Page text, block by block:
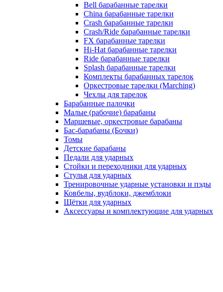
Bell барабанные тарелки
China барабанные тарелки
Crash барабанные тарелки
Crash/Ride барабанные тарелки
FX барабанные тарелки
Hi-Hat барабанные тарелки
Ride барабанные тарелки
Splash барабанные тарелки
Комплекты барабанных тарелок
Оркестровые тарелки (Marching)
Чехлы для тарелок
Барабанные палочки
Малые (рабочие) барабаны
Маршевые, оркестровые барабаны
Бас-барабаны (Бочки)
Томы
Детские барабаны
Педали для ударных
Стойки и переходники для ударных
Стулья для ударных
Тренировочные ударные установки и пэды
Ковбелы, вудблоки, джемблоки
Щётки для ударных
Аксесcуары и комплектующие для ударных